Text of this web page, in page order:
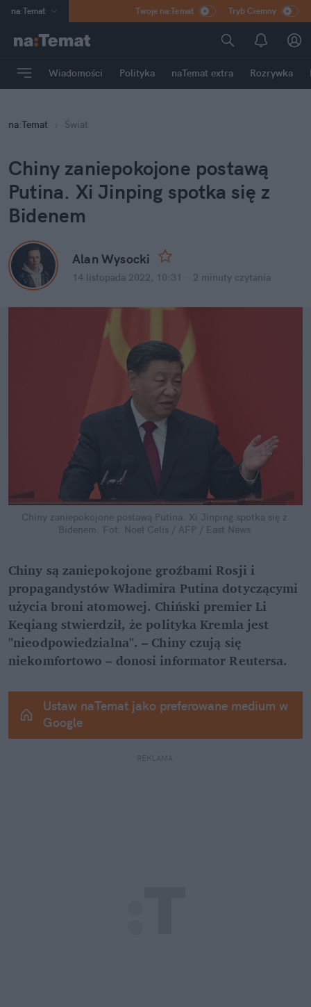
na:Temat
Poland
mama
Rozrywka
Twoje na:Temat Tryb Ciemny
Wiadomości Polityka naTemat extra Rozrywka
na:Temat Świat
Chiny zaniepokojone postawą
Putina. Xi Jinping spotka się z
Bidenem
Alan Wysocki
14 listopada 2022, 10:31 2 minuty czytania
Chiny zaniepokojone postawą Putina. Xi Jinping spotka się z
Bidenem. Fot. Noel Celis / AFP / East News
Chiny są zaniepokojone groźbami Rosji i
propagandystów Władimira Putina dotyczącymi
użycia broni atomowej. Chiński premier Li
Keqiang stwierdził, że polityka Kremla jest
"nieodpowiedzialna". – Chiny czują się
niekomfortowo – donosi informator Reutersa.
Ustaw naTemat jako preferowane medium w
Google
REKLAMA